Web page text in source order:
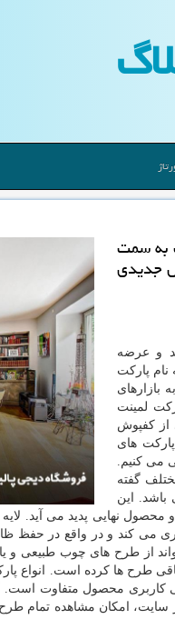
به سمت
جدیدی
و عرضه
پارکت
بازارهای
لمینت
کفپوش
های
می کنیم.
گفته
باشد. این
نهایی پدید می آید.
می کند و در واقع در حفظ
از طرح های چوب طبیعی و
طرح ها کرده است.
محصول متفاوت است.
امکان مشاهده تمام